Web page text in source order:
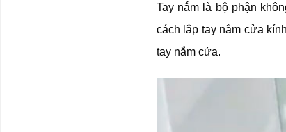
Tay nắm là bộ phận
cách lắp tay nắm cửa
tay nắm cửa.